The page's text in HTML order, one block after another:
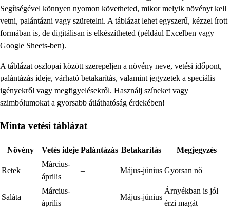
Segítségével könnyen nyomon követheted, mikor melyik növényt kell
vetni, palántázni vagy szüretelni. A táblázat lehet egyszerű, kézzel írott
formában is, de digitálisan is elkészítheted (például Excelben vagy
Google Sheets-ben).
A táblázat oszlopai között szerepeljen a növény neve, vetési időpont,
palántázás ideje, várható betakarítás, valamint jegyzetek a speciális
igényekről vagy megfigyelésekről. Használj színeket vagy
szimbólumokat a gyorsabb átláthatóság érdekében!
Minta vetési táblázat
Növény Vetés ideje Palántázás Betakarítás Megjegyzés
Retek
Március-
április
– Május-június Gyorsan nő
Saláta
Március-
április
– Május-június
Árnyékban is jól
érzi magát